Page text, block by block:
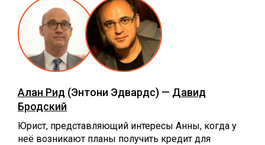
Алан Рид (Энтони Эдвардс) — Давид
Бродский
Юрист, представляющий интересы Анны, когда у
неё возникают планы получить кредит для